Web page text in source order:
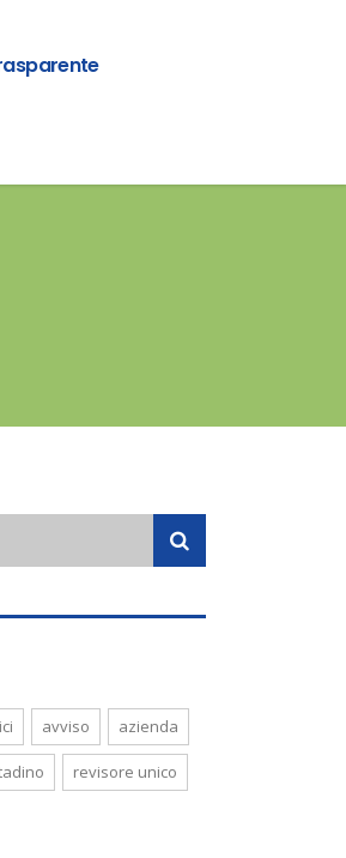
avviso azienda
revisore unico